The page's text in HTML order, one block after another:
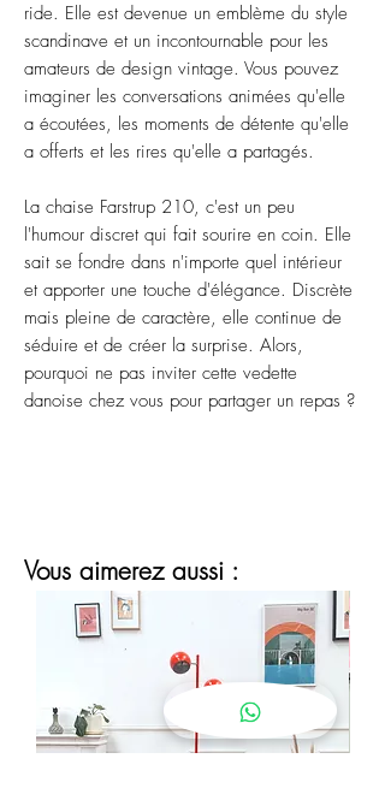
ride. Elle est devenue un emblème du style
scandinave et un incontournable pour les
amateurs de design vintage. Vous pouvez
imaginer les conversations animées qu'elle
a écoutées, les moments de détente qu'elle
a offerts et les rires qu'elle a partagés.
La chaise Farstrup 210, c'est un peu
l'humour discret qui fait sourire en coin. Elle
sait se fondre dans n'importe quel intérieur
et apporter une touche d'élégance. Discrète
mais pleine de caractère, elle continue de
séduire et de créer la surprise. Alors,
pourquoi ne pas inviter cette vedette
danoise chez vous pour partager un repas ?
Vous aimerez aussi :